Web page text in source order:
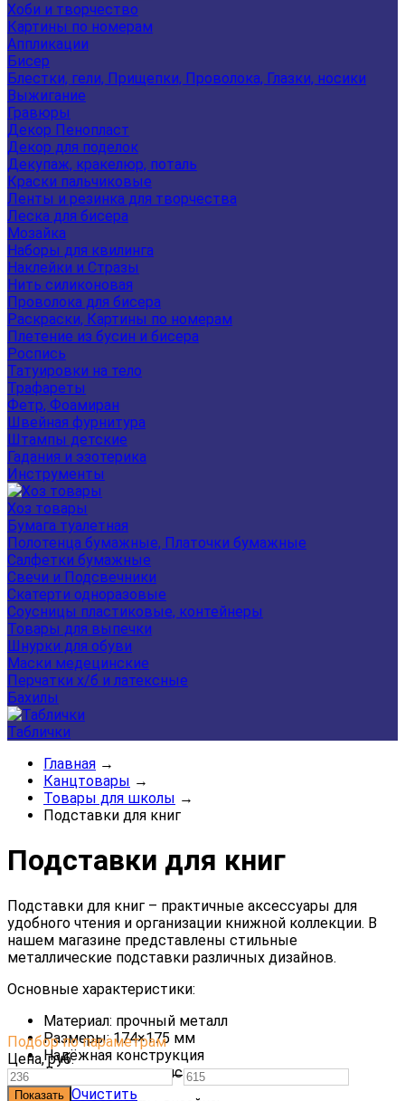
Хоби и творчество
Картины по номерам
Аппликации
Бисер
Блестки, гели, Прищепки, Проволока, Глазки, носики
Выжигание
Гравюры
Декор Пенопласт
Декор для поделок
Декупаж, кракелюр, поталь
Краски пальчиковые
Ленты и резинка для творчества
Леска для бисера
Мозайка
Наборы для квилинга
Наклейки и Стразы
Нить силиконовая
Проволока для бисера
Раскраски, Картины по номерам
Плетение из бусин и бисера
Роспись
Татуировки на тело
Трафареты
Фетр, Фоамиран
Швейная фурнитура
Штампы детские
Гадания и эзотерика
Инструменты
Хоз товары
Бумага туалетная
Полотенца бумажные, Платочки бумажные
Салфетки бумажные
Свечи и Подсвечники
Скатерти одноразовые
Соусницы пластиковые, контейнеры
Товары для выпечки
Шнурки для обуви
Маски медецинские
Перчатки х/б и латексные
Бахилы
Таблички
Главная →
Канцтовары →
Товары для школы →
Подставки для книг
Подставки для книг
Подставки для книг – практичные аксессуары для
удобного чтения и организации книжной коллекции. В
нашем магазине представлены стильные
металлические подставки различных дизайнов.
Основные характеристики:
Материал: прочный металл
Размеры: 174×175 мм
Надёжная конструкция
Долговечность в использовании
Подбор по параметрам
Цена,руб.
—
Очистить